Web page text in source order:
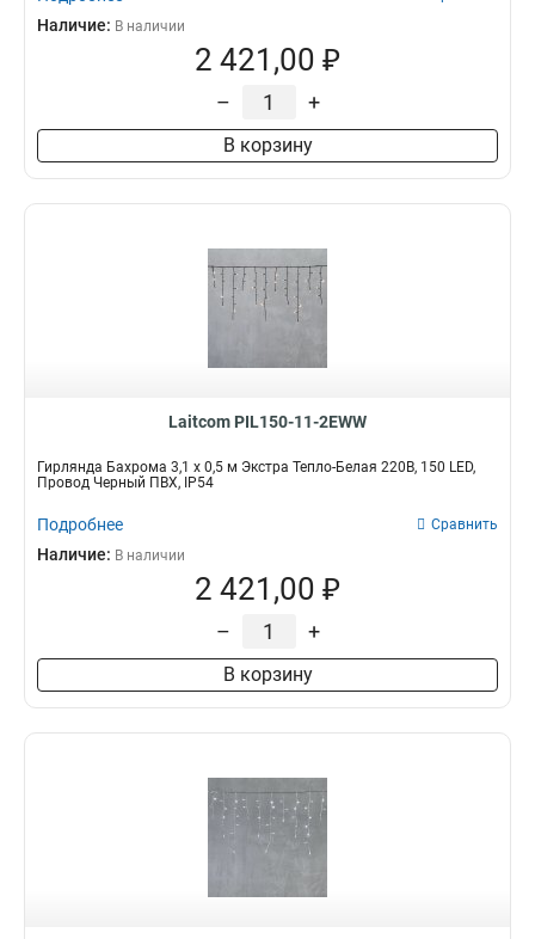
Наличие: В наличии
2 421,00 ₽
– +
В корзину
Laitcom PIL150-11-2EWW
Гирлянда Бахрома 3,1 x 0,5 м Экстра Тепло-Белая 220В, 150 LED,
Провод Черный ПВХ, IP54
Подробнее Сравнить
Наличие: В наличии
2 421,00 ₽
– +
В корзину